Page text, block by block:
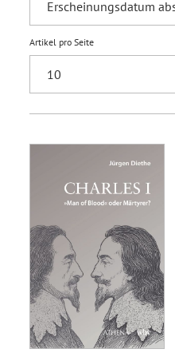
Artikel pro Seite